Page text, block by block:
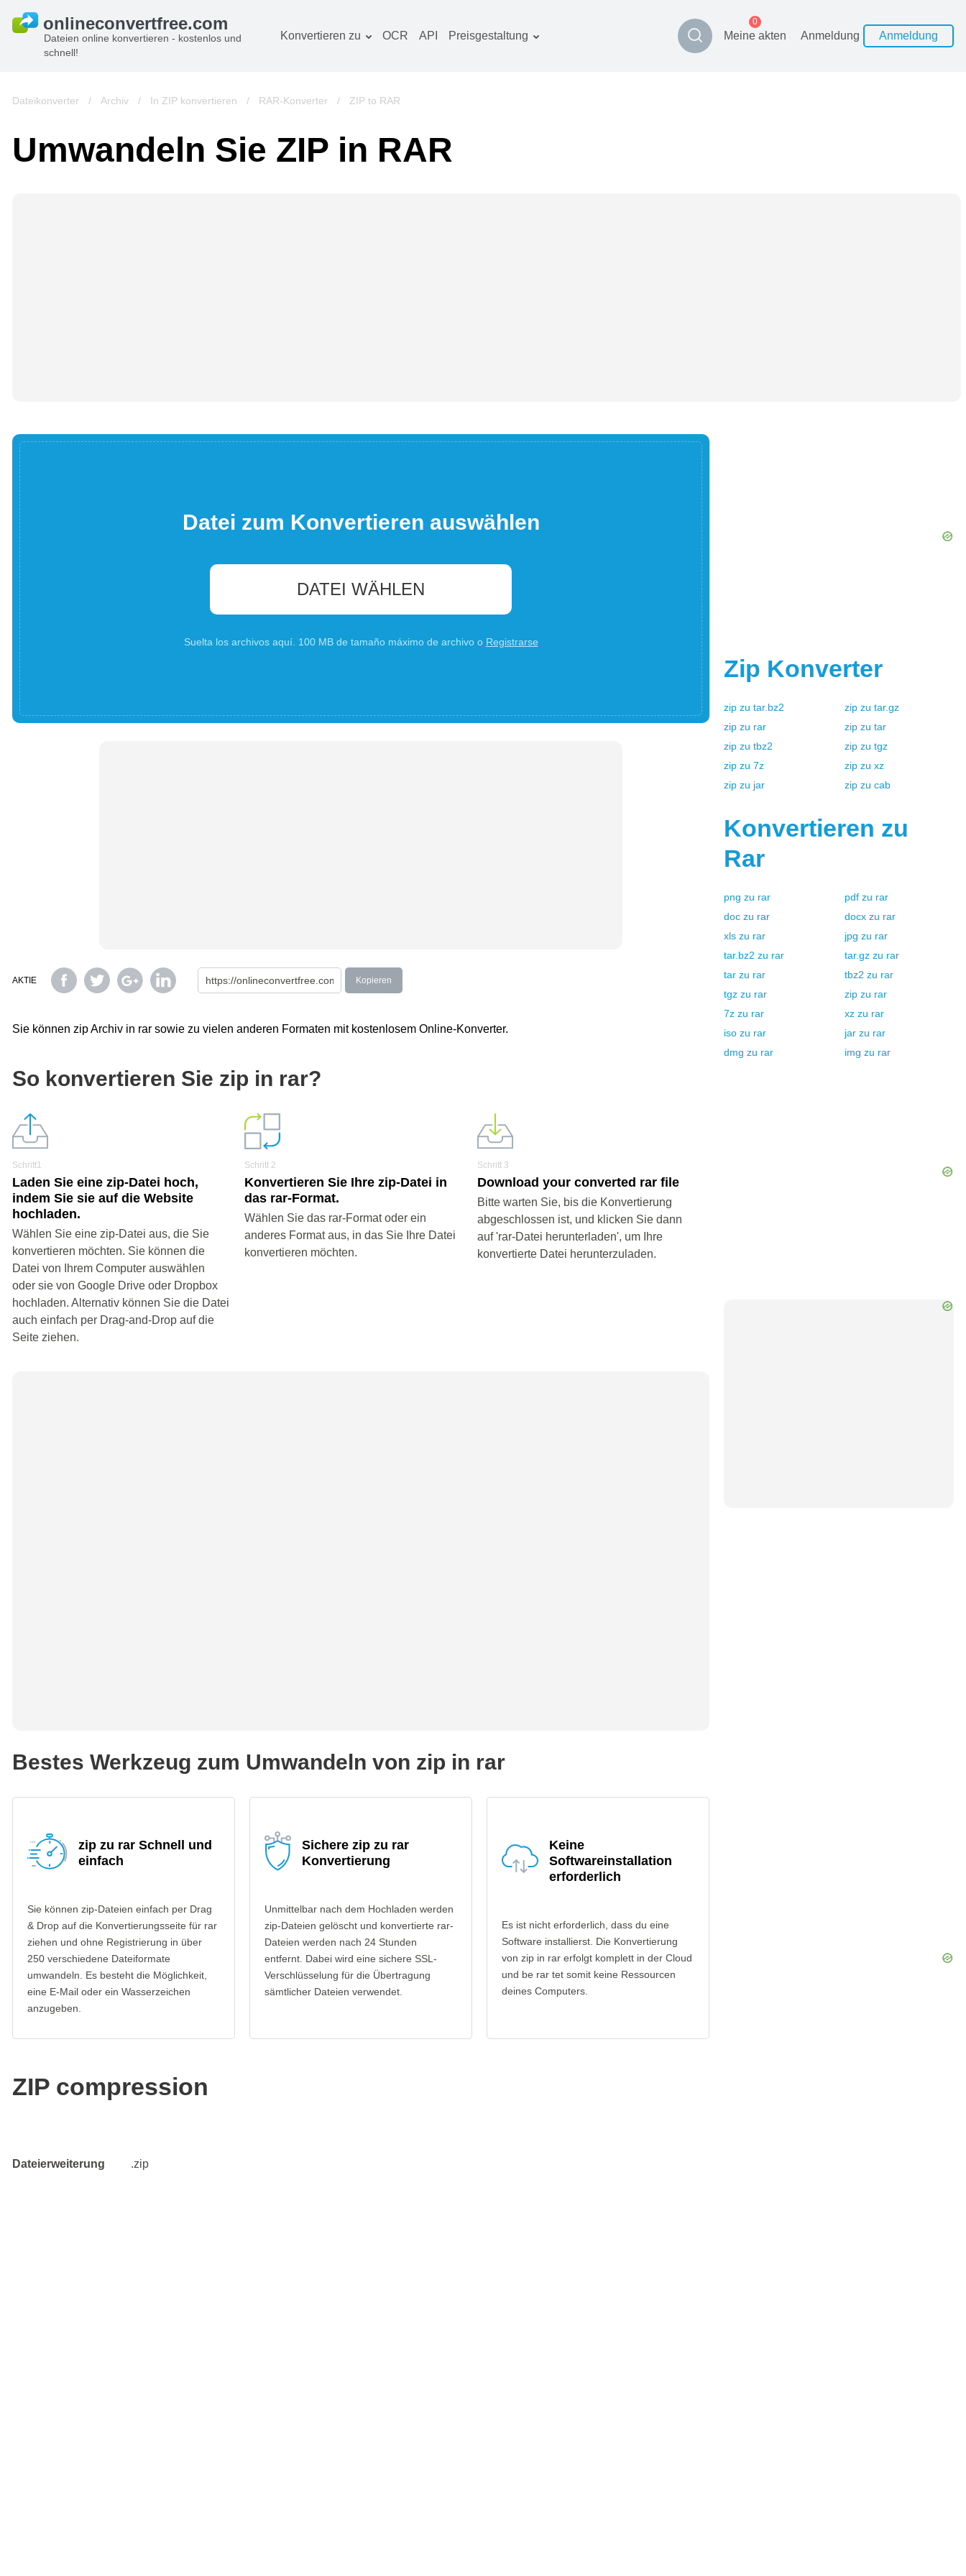
Dateien online konvertieren - kostenlos und
schnell!
Konvertieren zu
Bilderkonverter
Bücherkonverter
OCR API Preisgestaltung Meine akten
0
Anmeldung Anmeldung
Dateikonverter / Archiv / In ZIP konvertieren / RAR-Konverter / ZIP to RAR
Umwandeln Sie ZIP in RAR
Datei zum Konvertieren auswählen
DATEI WÄHLEN
Suelta los archivos aquí. 100 MB de tamaño máximo de archivo o Registrarse
AKTIE Kopieren
Sie können zip Archiv in rar sowie zu vielen anderen Formaten mit kostenlosem Online-Konverter.
So konvertieren Sie zip in rar?
Schritt1
Laden Sie eine zip-Datei hoch,
indem Sie sie auf die Website
hochladen.
Wählen Sie eine zip-Datei aus, die Sie
konvertieren möchten. Sie können die
Datei von Ihrem Computer auswählen
oder sie von Google Drive oder Dropbox
hochladen. Alternativ können Sie die Datei
auch einfach per Drag-and-Drop auf die
Seite ziehen.
Schritt 2
Konvertieren Sie Ihre zip-Datei in
das rar-Format.
Wählen Sie das rar-Format oder ein
anderes Format aus, in das Sie Ihre Datei
konvertieren möchten.
Schritt 3
Download your converted rar file
Bitte warten Sie, bis die Konvertierung
abgeschlossen ist, und klicken Sie dann
auf 'rar-Datei herunterladen', um Ihre
konvertierte Datei herunterzuladen.
Bestes Werkzeug zum Umwandeln von zip in rar
zip zu rar Schnell und
einfach
Sie können zip-Dateien einfach per Drag
& Drop auf die Konvertierungsseite für rar
ziehen und ohne Registrierung in über
250 verschiedene Dateiformate
umwandeln. Es besteht die Möglichkeit,
eine E-Mail oder ein Wasserzeichen
anzugeben.
Sichere zip zu rar
Konvertierung
Unmittelbar nach dem Hochladen werden
zip-Dateien gelöscht und konvertierte rar-
Dateien werden nach 24 Stunden
entfernt. Dabei wird eine sichere SSL-
Verschlüsselung für die Übertragung
sämtlicher Dateien verwendet.
Keine
Softwareinstallation
erforderlich
Es ist nicht erforderlich, dass du eine
Software installierst. Die Konvertierung
von zip in rar erfolgt komplett in der Cloud
und be rar tet somit keine Ressourcen
deines Computers.
ZIP compression
Dateierweiterung .zip
Zip Konverter
zip zu tar.bz2 zip zu tar.gz
zip zu rar zip zu tar
zip zu tbz2 zip zu tgz
zip zu 7z zip zu xz
zip zu jar zip zu cab
Konvertieren zu
Rar
png zu rar pdf zu rar
doc zu rar docx zu rar
xls zu rar jpg zu rar
tar.bz2 zu rar tar.gz zu rar
tar zu rar tbz2 zu rar
tgz zu rar zip zu rar
7z zu rar xz zu rar
iso zu rar jar zu rar
dmg zu rar img zu rar